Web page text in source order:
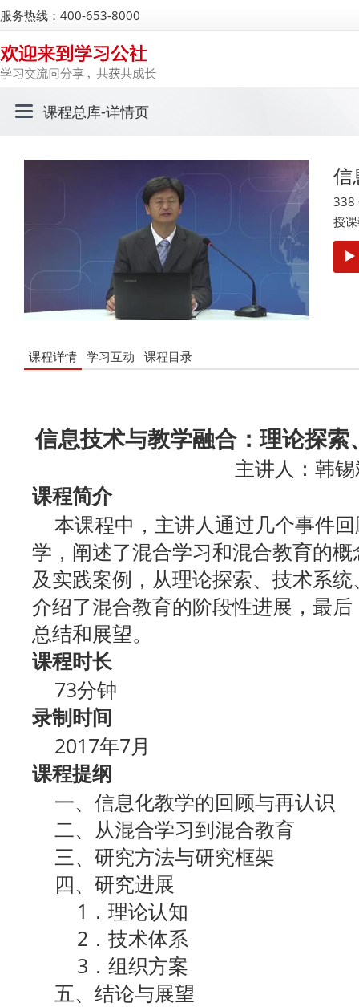
服务热线：400-653-8000
课程总库-详情页
信
338
授
课程详情 学习互动 课程目录
信息技术与教学融合：理论探
主讲人：韩
课程简介
本课程中，主讲人通过几个事件
学，阐述了混合学习和混合教育的
及实践案例，从理论探索、技术系
介绍了混合教育的阶段性进展，最
总结和展望。
课程时长
73分钟
录制时间
2017年7月
课程提纲
一、信息化教学的回顾与再认识
二、从混合学习到混合教育
三、研究方法与研究框架
四、研究进展
1．理论认知
2．技术体系
3．组织方案
五、结论与展望